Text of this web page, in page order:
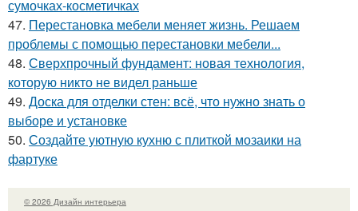
сумочках-косметичках
47. Перестановка мебели меняет жизнь. Решаем
проблемы с помощью перестановки мебели...
48. Сверхпрочный фундамент: новая технология,
которую никто не видел раньше
49. Доска для отделки стен: всё, что нужно знать о
выборе и установке
50. Создайте уютную кухню с плиткой мозаики на
фартуке
© 2026 Дизайн интерьера